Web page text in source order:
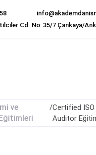
Cd. No: 35/7 Çankaya/
ve
/Certified ISO
Auditor